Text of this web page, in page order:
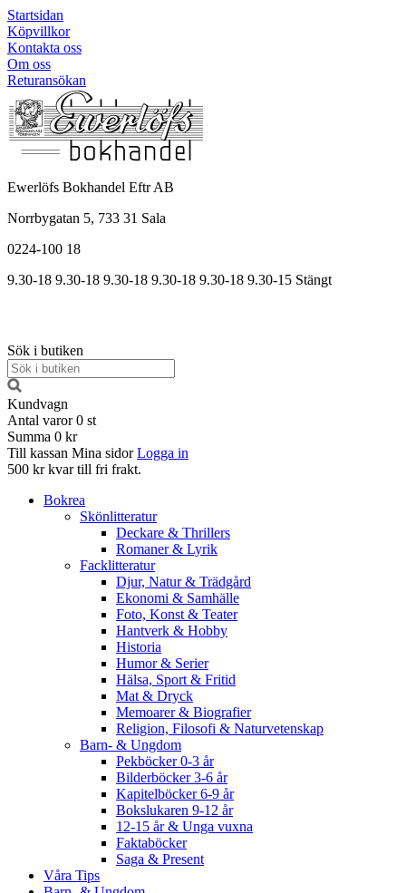
Startsidan
Köpvillkor
Kontakta oss
Om oss
Returansökan
Ewerlöfs Bokhandel Eftr AB
Norrbygatan 5, 733 31 Sala
0224-100 18
9.30-18 9.30-18 9.30-18 9.30-18 9.30-18 9.30-15 Stängt
Sök i butiken
Kundvagn
Antal varor 0 st
Summa 0 kr
Till kassan Mina sidor Logga in
500 kr kvar till fri frakt.
Bokrea
Skönlitteratur
Deckare & Thrillers
Romaner & Lyrik
Facklitteratur
Djur, Natur & Trädgård
Ekonomi & Samhälle
Foto, Konst & Teater
Hantverk & Hobby
Historia
Humor & Serier
Hälsa, Sport & Fritid
Mat & Dryck
Memoarer & Biografier
Religion, Filosofi & Naturvetenskap
Barn- & Ungdom
Pekböcker 0-3 år
Bilderböcker 3-6 år
Kapitelböcker 6-9 år
Bokslukaren 9-12 år
12-15 år & Unga vuxna
Faktaböcker
Saga & Present
Våra Tips